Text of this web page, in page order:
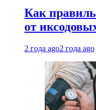
Как
от
2 года ago2 года ago